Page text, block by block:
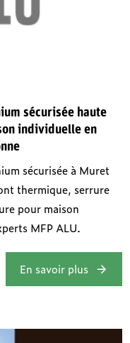
sécurisée haute
individuelle en
sécurisée à Muret
thermique, serrure
pour maison
MFP ALU.
En savoir plus